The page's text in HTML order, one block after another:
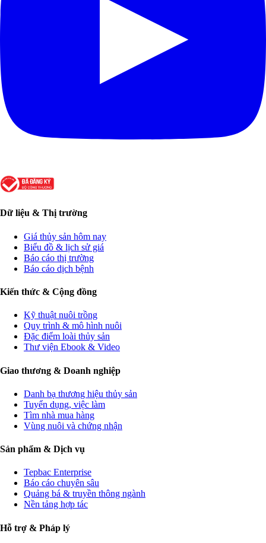
Dữ liệu & Thị trường
Giá thủy sản hôm nay
Biểu đồ & lịch sử giá
Báo cáo thị trường
Báo cáo dịch bệnh
Kiến thức & Cộng đồng
Kỹ thuật nuôi trồng
Quy trình & mô hình nuôi
Đặc điểm loài thủy sản
Thư viện Ebook & Video
Giao thương & Doanh nghiệp
Danh bạ thương hiệu thủy sản
Tuyển dụng, việc làm
Tìm nhà mua hàng
Vùng nuôi và chứng nhận
Sản phẩm & Dịch vụ
Tepbac Enterprise
Báo cáo chuyên sâu
Quảng bá & truyền thông ngành
Nền tảng hợp tác
Hỗ trợ & Pháp lý